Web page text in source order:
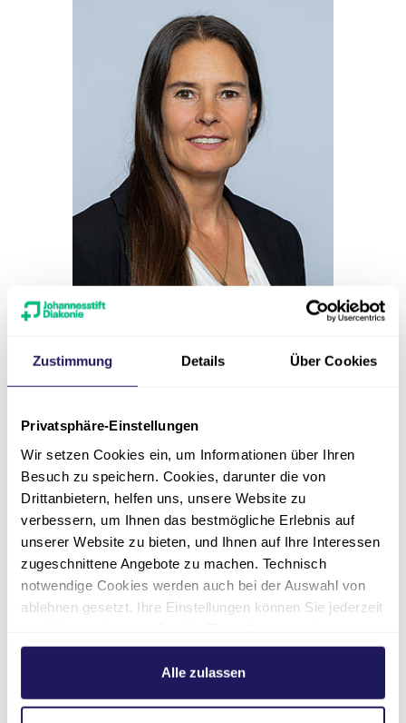
Zustimmung Details Über Cookies
Privatsphäre-Einstellungen
Wir setzen Cookies ein, um Informationen über Ihren
Besuch zu speichern. Cookies, darunter die von
Drittanbietern, helfen uns, unsere Website zu
verbessern, um Ihnen das bestmögliche Erlebnis auf
unserer Website zu bieten, und Ihnen auf Ihre Interessen
zugeschnittene Angebote zu machen. Technisch
notwendige Cookies werden auch bei der Auswahl von
ablehnen gesetzt. Ihre Einstellungen können Sie jederzeit
Weitere Informationen hierzu finden Sie in unserer
.
Alle zulassen
Pressesprecherin
Johannesstift Diakonie | Zentrale
Dienste Kommunikation und
Marketing
Nur für Medienanfragen.
Initiativbewerbungen richten Sie bitte an
bewerbung(at)jsd.de.
030 762891-132